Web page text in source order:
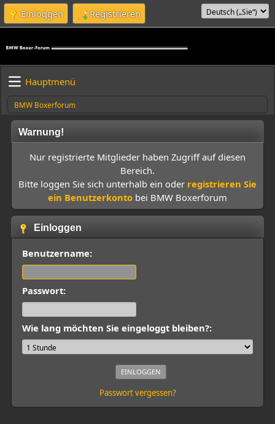
Einloggen Registrieren
Hauptmenü
BMW Boxerforum
Warnung!
Nur registrierte Mitglieder haben Zugriff auf diesen
Bereich.
Bitte loggen Sie sich unterhalb ein oder registrieren Sie
ein Benutzerkonto bei BMW Boxerforum
Einloggen
Benutzername:
Passwort:
Wie lang möchten Sie eingeloggt bleiben?:
Passwort vergessen?